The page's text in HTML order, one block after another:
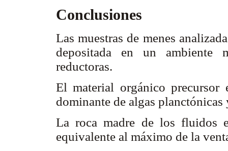
Conclusiones
Las muestras de menes
depositada en un ambiente
reductoras.
El material orgánico
dominante de algas
La roca madre de los fluidos
equivalente al máximo de la